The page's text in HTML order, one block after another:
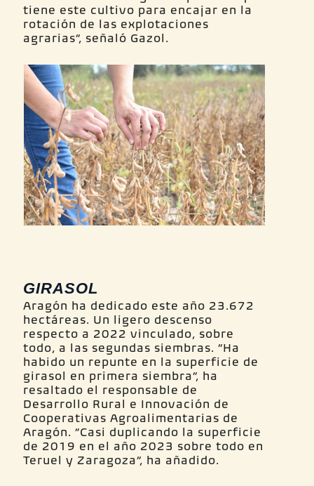
tiene este cultivo para encajar en la
rotación de las explotaciones
agrarias”, señaló Gazol.
GIRASOL
Aragón ha dedicado este año 23.672
hectáreas. Un ligero descenso
respecto a 2022 vinculado, sobre
todo, a las segundas siembras. “Ha
habido un repunte en la superficie de
girasol en primera siembra”, ha
resaltado el responsable de
Desarrollo Rural e Innovación de
Cooperativas Agroalimentarias de
Aragón. “Casi duplicando la superficie
de 2019 en el año 2023 sobre todo en
Teruel y Zaragoza”, ha añadido.